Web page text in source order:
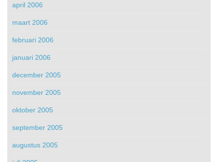
april 2006
maart 2006
februari 2006
januari 2006
december 2005
november 2005
oktober 2005
september 2005
augustus 2005